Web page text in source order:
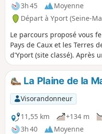
3h 45
Moyenne
Départ à Yport (Seine-
Le parcours proposé vous
Pays de Caux et les Terres
d'Yport (site classé). Après
terres, retour vers Yport
valleuse de Vattetot par le
La Plaine de la
Visorandonneur
11,55 km
+134 m
3h 40
Moyenne